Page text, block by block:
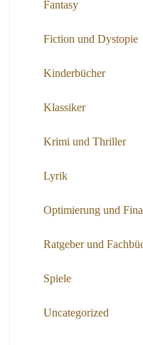
Fantasy
Fiction und Dystopie
Kinderbücher
Klassiker
Krimi und Thriller
Lyrik
Optimierung und
Ratgeber und
Spiele
Uncategorized